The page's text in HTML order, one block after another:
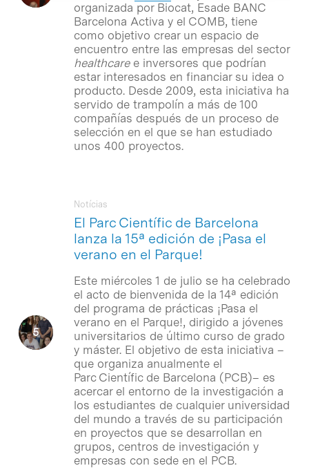
organizada por Biocat, Esade BANC
Barcelona Activa y el COMB, tiene
como objetivo crear un espacio de
encuentro entre las empresas del sector
healthcaree inversores que podrían
estar interesados en financiar su idea o
producto. Desde 2009, esta iniciativa ha
servido de trampolín a más de 100
compañías después de un proceso de
selección en el que se han estudiado
unos 400 proyectos.
El Parc Científic de Barcelona
lanza la 15ª edición de ¡Pasa el
verano en el Parque!
Notícias
Este miércoles 1 de julio se ha celebrado
el acto de bienvenida de la 14ª edición
del programa de prácticas ¡Pasa el
verano en el Parque!, dirigido a jóvenes
universitarios de último curso de grado
y máster. El objetivo de esta iniciativa –
que organiza anualmente el
Parc Científic de Barcelona (PCB)– es
acercar el entorno de la investigación a
los estudiantes de cualquier universidad
del mundo a través de su participación
en proyectos que se desarrollan en
grupos, centros de investigación y
empresas con sede en el PCB.